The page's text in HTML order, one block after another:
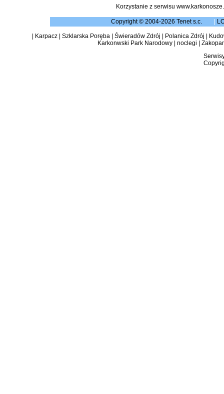
Korzystanie z serwisu
Copyright © 2004-2026 Tenet s.c.
Karpacz| Szklarska Poręba| Świeradów Zdrój Polanica Zdrój
Karkonwski Park Narodowy| noclegi